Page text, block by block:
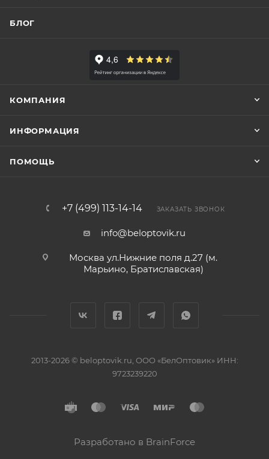
БЛОГ
КОМПАНИЯ
ИНФОРМАЦИЯ
ПОМОЩЬ
+7 (499) 113-14-14 ЗАКАЗАТЬ ЗВОНОК
info@beloptovik.ru
Москва ул.Нижние поля д.27 (м.
Марьино, Братиславская)
2013-2026 © beloptovik.ru, ООО «БелОптовик» ИНН:
9723239220
Разработано в BrainForce